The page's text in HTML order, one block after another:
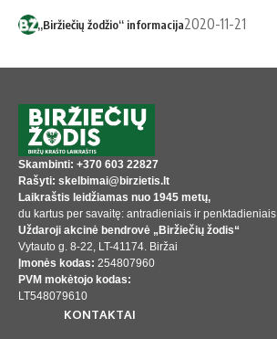
„Biržiečių žodžio“ informacija2020-11-21
Skambinti: +370 603 22827
Rašyti: skelbimai@birzietis.lt
Laikraštis leidžiamas nuo 1945 metų,
du kartus per savaitę: antradieniais ir penktadieniais.
Uždaroji akcinė bendrovė „Biržiečių žodis“
Vytauto g. 8-22, LT-41174. Biržai
Įmonės kodas: 254807960
PVM mokėtojo kodas:
LT548079610
KONTAKTAI